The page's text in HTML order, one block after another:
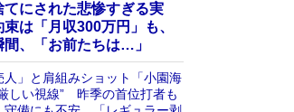
てにされた悲惨すぎる実
は「月収300万円」も、
、「お前たちは…」
人」と肩組みショット「小園海
しい視線” 昨季の首位打者も